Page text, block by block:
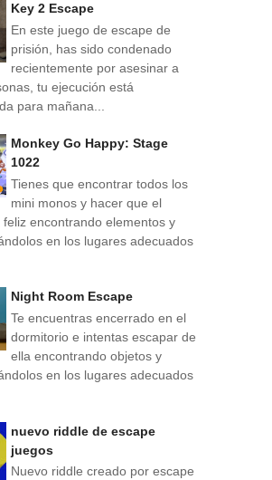
Key 2 Escape
En este juego de escape de
prisión, has sido condenado
recientemente por asesinar a
tu ejecución está
para mañana...
Monkey Go Happy: Stage
1022
Tienes que encontrar todos los
mini monos y hacer que el
feliz encontrando elementos y
en los lugares adecuados
Night Room Escape
Te encuentras encerrado en el
dormitorio e intentas escapar de
ella encontrando objetos y
en los lugares adecuados
nuevo riddle de escape
juegos
Nuevo riddle creado por escape